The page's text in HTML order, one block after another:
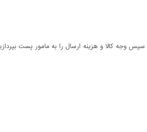
وجه کالا و هزینه ارسال را به مامور پست